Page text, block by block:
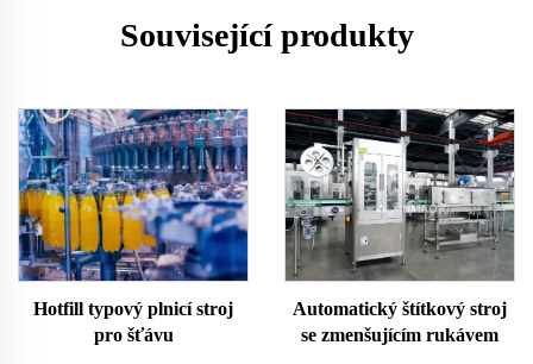
Související produkty
Hotfill typový plnicí stroj
pro šťávu
Automatický štítkový stroj
se zmenšujícím rukávem